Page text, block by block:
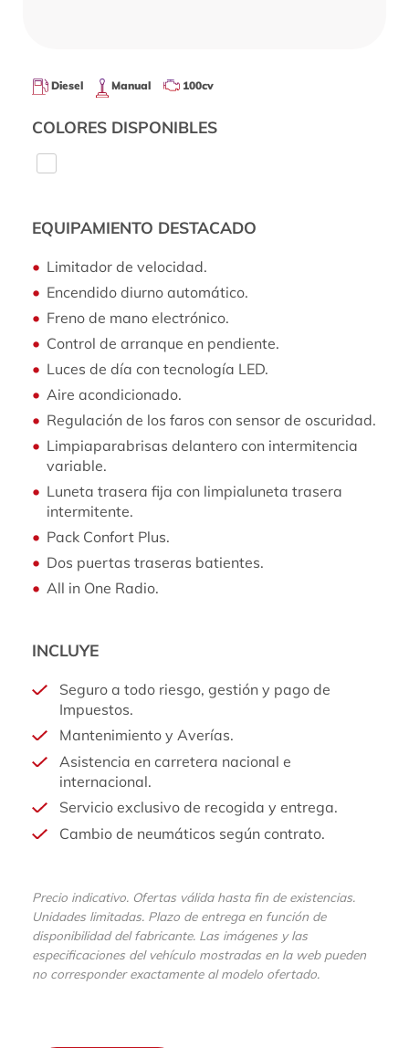
Diesel Manual 100cv
COLORES DISPONIBLES
EQUIPAMIENTO DESTACADO
Limitador de velocidad.
Encendido diurno automático.
Freno de mano electrónico.
Control de arranque en pendiente.
Luces de día con tecnología LED.
Aire acondicionado.
Regulación de los faros con sensor de oscuridad.
Limpiaparabrisas delantero con intermitencia
variable.
Luneta trasera fija con limpialuneta trasera
intermitente.
Pack Confort Plus.
Dos puertas traseras batientes.
All in One Radio.
INCLUYE
Seguro a todo riesgo, gestión y pago de
Impuestos.
Mantenimiento y Averías.
Asistencia en carretera nacional e
internacional.
Servicio exclusivo de recogida y entrega.
Cambio de neumáticos según contrato.
Precio indicativo. Ofertas válida hasta fin de existencias.
Unidades limitadas. Plazo de entrega en función de
disponibilidad del fabricante. Las imágenes y las
especificaciones del vehículo mostradas en la web pueden
no corresponder exactamente al modelo ofertado.